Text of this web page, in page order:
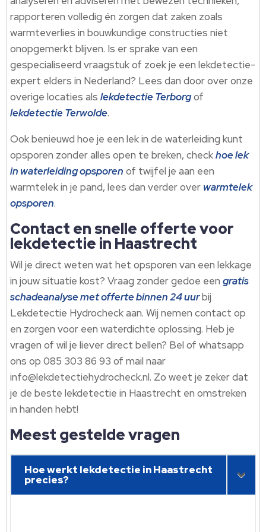
rapporteren volledig én zorgen dat zaken zoals
warmteverlies in bouwkundige constructies niet
onopgemerkt blijven.​ Is er sprake van een
gespecialiseerd vraagstuk of zoek je een lekdetectie-
expert elders in Nederland? Lees dan door over onze
overige locaties alslekdetectie Terborgof
lekdetectie Terwolde.​
Ook benieuwd hoe je een lek in de waterleiding kunt
opsporen zonder alles open te breken, checkhoe lek
in waterleiding opsporen of twijfel je aan een
warmtelek in je pand, lees dan verder over warmtelek
opsporen.​
Contact en snelle offerte voor
lekdetectie in Haastrecht
Wil je direct weten wat het opsporen van een lekkage
in jouw situatie kost? Vraag zonder gedoe eengratis
schadeanalyse met offerte binnen 24 uurbij
Lekdetectie Hydrocheck aan.​ Wij nemen contact op
en zorgen voor een waterdichte oplossing.​ Heb je
vragen of wil je liever direct bellen? Bel of whatsapp
ons op 085 303 86 93 of mail naar
info@lekdetectiehydrocheck.​nl.​ Zo weet je zeker dat
je de beste lekdetectie in Haastrecht en omstreken
in handen hebt!
Meest gestelde vragen
Hoe werkt lekdetectie in Haastrecht
precies?